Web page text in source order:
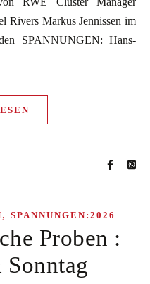
Rivers Markus Jennissen im
SPANNUNGEN: Hans-
, SPANNUNGEN:2026
Proben :
Sonntag